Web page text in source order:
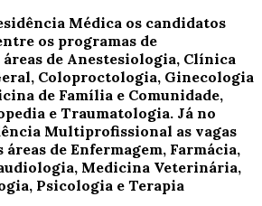
Médica os candidatos
os programas de
de Anestesiologia, Clínica
Coloproctologia, Ginecologia
de Família e Comunidade,
e Traumatologia. Já no
Multiprofissional as vagas
de Enfermagem, Farmácia,
Medicina Veterinária,
Psicologia e Terapia